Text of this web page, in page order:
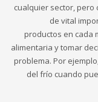
cualquier sector, pero
de vital
productos en cada
alimentaria y tomar
problema. Por
del frío cuando